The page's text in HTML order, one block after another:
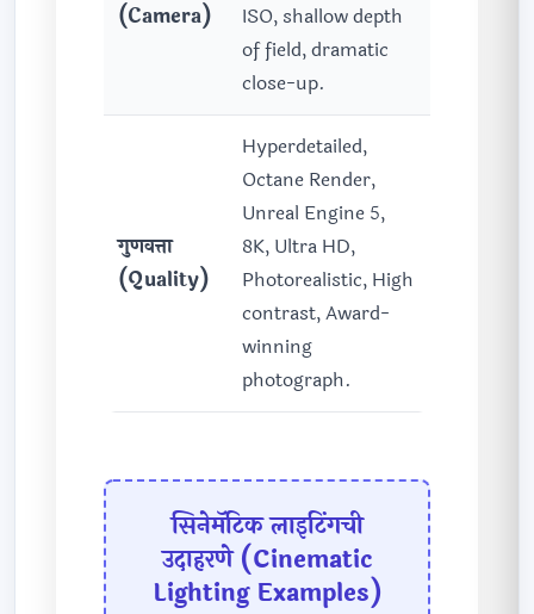
(Camera)
ISO, shallow depth
of field, dramatic
close-up.
गुणवत्ता
(Quality)
Hyperdetailed,
Octane Render,
Unreal Engine 5,
8K, Ultra HD,
Photorealistic, High
contrast, Award-
winning
photograph.
सिनेमॅटिक लाइटिंगची
उदाहरणे (Cinematic
Lighting Examples)